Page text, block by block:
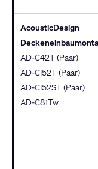
AcousticDesign
AD-C42T (Paar)
AD-CI52T (Paar)
AD-CI52ST (Paar)
AD-C81Tw